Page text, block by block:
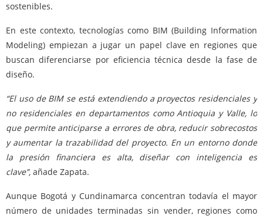
sostenibles.
En este contexto, tecnologías como BIM (Building Information
Modeling) empiezan a jugar un papel clave en regiones que
buscan diferenciarse por eficiencia técnica desde la fase de
diseño.
“El uso de BIM se está extendiendo a proyectos residenciales y
no residenciales en departamentos como Antioquia y Valle, lo
que permite anticiparse a errores de obra, reducir sobrecostos
y aumentar la trazabilidad del proyecto. En un entorno donde
la presión financiera es alta, diseñar con inteligencia es
clave”, añade Zapata.
Aunque Bogotá y Cundinamarca concentran todavía el mayor
número de unidades terminadas sin vender, regiones como